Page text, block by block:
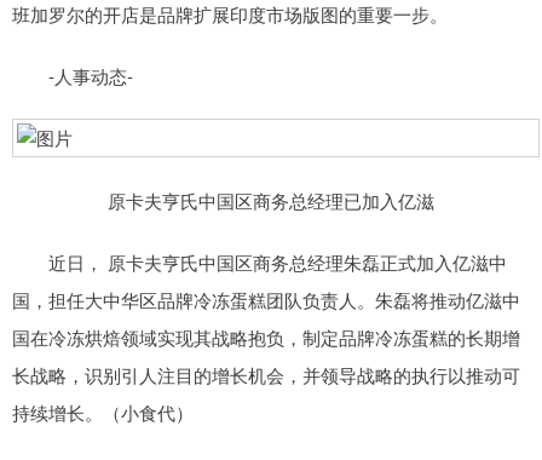
班加罗尔的开店是品牌扩展印度市场版图的重要一步。
-人事动态-
原卡夫亨氏中国区商务总经理已加入亿滋
近日， 原卡夫亨氏中国区商务总经理朱磊正式加入亿滋中
国，担任大中华区品牌冷冻蛋糕团队负责人。朱磊将推动亿滋中
国在冷冻烘焙领域实现其战略抱负，制定品牌冷冻蛋糕的长期增
长战略，识别引人注目的增长机会，并领导战略的执行以推动可
持续增长。（小食代）